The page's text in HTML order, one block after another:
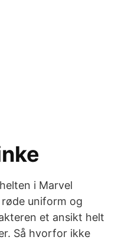
i Marvel
uniform og
et ansikt helt
Så hvorfor ikke